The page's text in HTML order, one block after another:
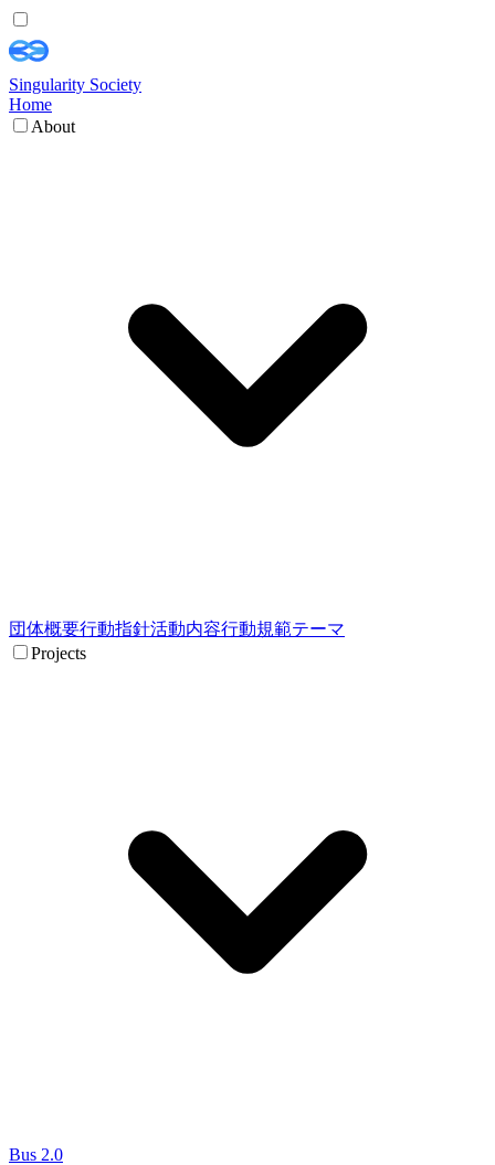
Singularity Society
Home
About
団体概要行動指針活動内容行動規範テーマ
Projects
Bus 2.0